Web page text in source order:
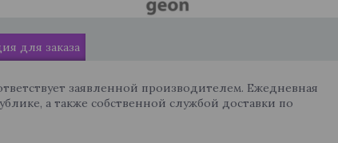
для заказа
заявленной производителем. Ежедневная
а также собственной службой доставки по